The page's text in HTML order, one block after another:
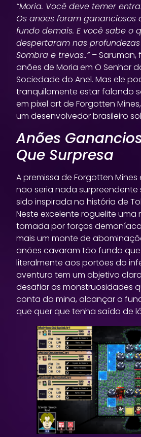
“Moria. Você deve temer
Os anões foram gananciosos
fundo demais. E você sabe o
despertaram nas
Sombra e trevas..”– Saruman,
anões de Moria em O Senhor
Sociedade do Anel. Mas ele
tranquilamente estar falando
em pixel art de Forgotten
um desenvolvedor brasileiro
Anões
Que Surpresa
A premissa de Forgotten Mines
não seria nada surpreendente
sido inspirada na história de
Neste excelente roguelite uma
tomada por forças
mais um monte de
anões cavaram tão fundo
literalmente aos portões do
aventura tem um objetivo
desafiar as monstruosidades
conta da mina, alcançar o
que quer que tenha saído de